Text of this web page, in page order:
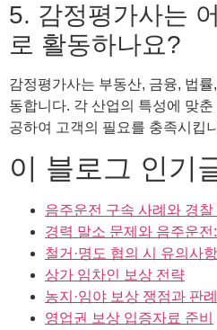
5. 감정평가사는
로 활동하나요?
감정평가사는 부동산, 금융, 법
동합니다. 각 산업의 특성에 맞
공하여 고객의 필요를 충족시킵
이 블로그 인기
음주운전 구속 사례와 경
경력 말소 문제와 음주운
철거·명도 협의 시 유의사항
상가 임차인 보상 전략
농지·임야 보상 쟁점과 판
영업권 보상 입증자료 준비